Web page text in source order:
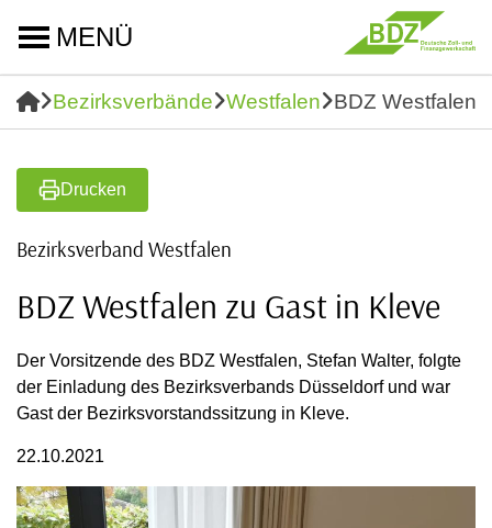
MENÜ
Bezirksverbände Westfalen BDZ Westfalen
Drucken
Bezirksverband Westfalen
BDZ Westfalen zu Gast in Kleve
Der Vorsitzende des BDZ Westfalen, Stefan Walter, folgte
der Einladung des Bezirksverbands Düsseldorf und war
Gast der Bezirksvorstandssitzung in Kleve.
22.10.2021